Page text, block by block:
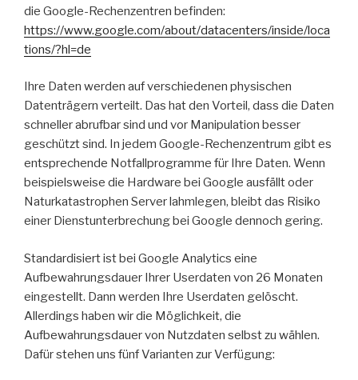
die Google-Rechenzentren befinden:
https://www.google.com/about/datacenters/inside/loca
tions/?hl=de
Ihre Daten werden auf verschiedenen physischen
Datenträgern verteilt. Das hat den Vorteil, dass die Daten
schneller abrufbar sind und vor Manipulation besser
geschützt sind. In jedem Google-Rechenzentrum gibt es
entsprechende Notfallprogramme für Ihre Daten. Wenn
beispielsweise die Hardware bei Google ausfällt oder
Naturkatastrophen Server lahmlegen, bleibt das Risiko
einer Dienstunterbrechung bei Google dennoch gering.
Standardisiert ist bei Google Analytics eine
Aufbewahrungsdauer Ihrer Userdaten von 26 Monaten
eingestellt. Dann werden Ihre Userdaten gelöscht.
Allerdings haben wir die Möglichkeit, die
Aufbewahrungsdauer von Nutzdaten selbst zu wählen.
Dafür stehen uns fünf Varianten zur Verfügung: